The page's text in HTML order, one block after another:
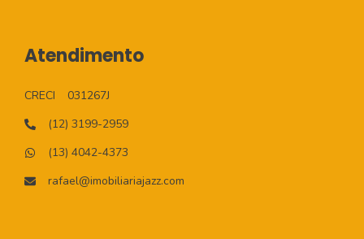
Atendimento
CRECI
031267J
(12) 3199-2959
(13) 4042-4373
rafael@imobiliariajazz.com